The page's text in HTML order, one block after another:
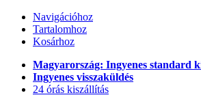
Navigációhoz
Tartalomhoz
Kosárhoz
Magyarország: Ingyenes standard
Ingyenes visszaküldés
24 órás kiszállítás